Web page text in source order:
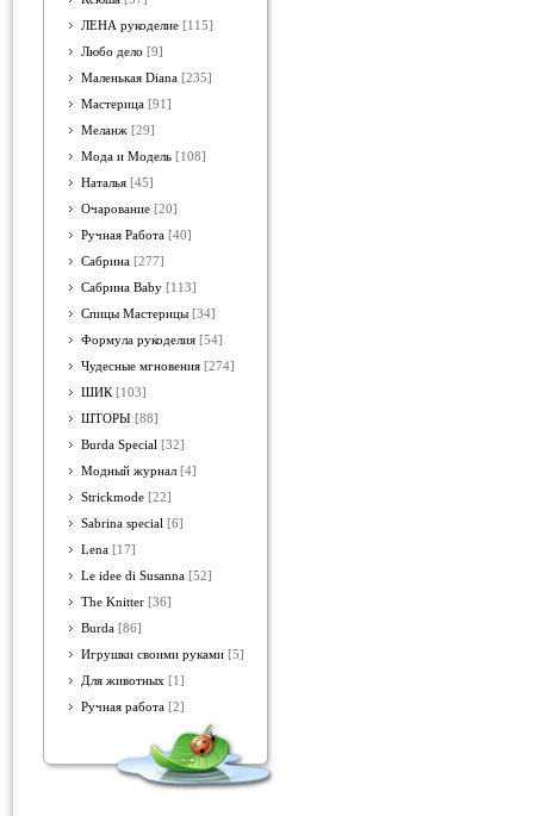
ЛЕНА рукоделие [115]
Любо дело [9]
Маленькая Diana [235]
Мастерица [91]
Меланж [29]
Мода и Модель [108]
Наталья [45]
Очарование [20]
Ручная Работа [40]
Сабрина [277]
Сабрина Baby [113]
Спицы Мастерицы [34]
Формула рукоделия [54]
Чудесные мгновения [274]
ШИК [103]
ШТОРЫ [88]
Burda Special [32]
Модный журнал [4]
Strickmode [22]
Sabrina special [6]
Lena [17]
Le idee di Susanna [52]
The Knitter [36]
Burda [86]
Игрушки своими руками [5]
Для животных [1]
Ручная работа [2]